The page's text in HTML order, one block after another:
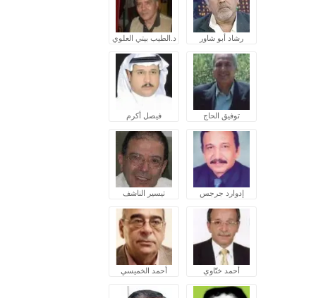
رشاد أبو شاور د.الطيب بيتي العلوي
توفيق الحاج فيصل أكرم
إدوارد جرجس تيسير الناشف
أحمد ختّاوي أحمد الخميسي